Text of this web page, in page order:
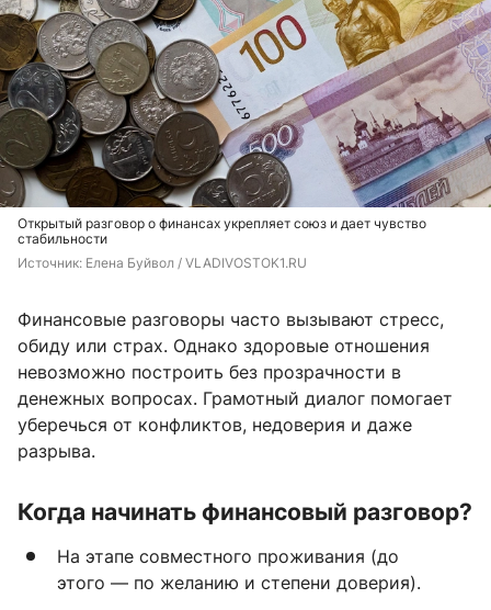
Открытый разговор о финансах укрепляет союз и дает чувство
стабильности
Источник: Елена Буйвол / VLADIVOSTOK1.RU
Финансовые разговоры часто вызывают стресс,
обиду или страх. Однако здоровые отношения
невозможно построить без прозрачности в
денежных вопросах. Грамотный диалог помогает
уберечься от конфликтов, недоверия и даже
разрыва.
Когда начинать финансовый разговор?
На этапе совместного проживания (до
этого — по желанию и степени доверия).